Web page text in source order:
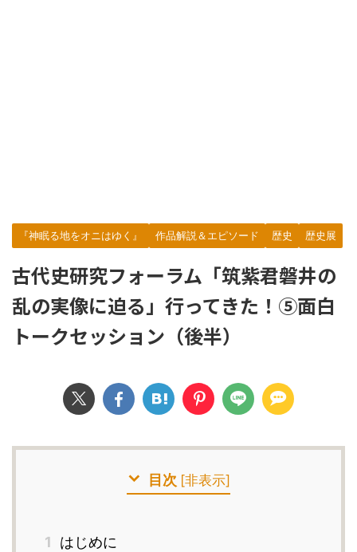
『神眠る地をオニはゆく』 作品解説＆エピソード 歴史 歴史展
古代史研究フォーラム「筑紫君磐井の
乱の実像に迫る」行ってきた！⑤面白
トークセッション（後半）
目次 [非表示]
1
はじめに